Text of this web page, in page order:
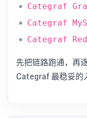
Categraf
Categraf
Categraf
先把链路跑通，再
Categraf 最稳妥的